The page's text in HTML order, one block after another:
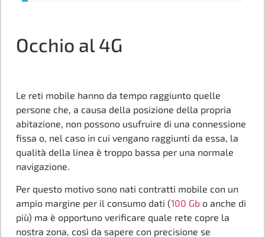
Occhio al 4G
Le reti mobile hanno da tempo raggiunto quelle
persone che, a causa della posizione della propria
abitazione, non possono usufruire di una connessione
fissa o, nel caso in cui vengano raggiunti da essa, la
qualità della linea è troppo bassa per una normale
navigazione.
Per questo motivo sono nati contratti mobile con un
ampio margine per il consumo dati (100 Gb o anche di
più) ma è opportuno verificare quale rete copre la
nostra zona, così da sapere con precisione se